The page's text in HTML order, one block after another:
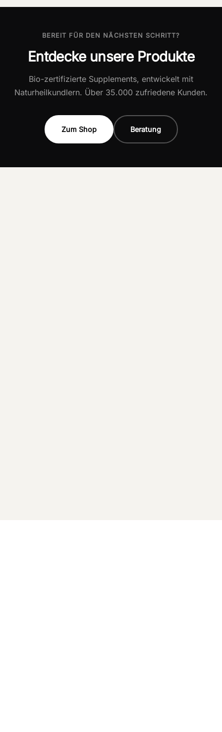
BEREIT FÜR DEN NÄCHSTEN SCHRITT?
Entdecke unsere Produkte
Bio-zertifizierte Supplements, entwickelt mit
Naturheilkundlern. Über 35.000 zufriedene Kunden.
Zum Shop Beratung